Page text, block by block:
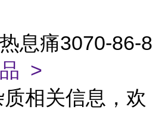
息痛3070-86-8
>
相关信息，欢